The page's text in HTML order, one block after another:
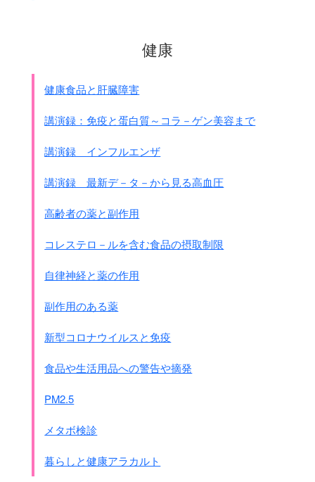
大体ペルシャアヘン4000函、蒙古アヘン1000万程であっ
健康
健康食品と肝臓障害
講演録：免疫と蛋白質～コラ－ゲン美容まで
講演録 インフルエンザ
講演録 最新デ－タ－から見る高血圧
高齢者の薬と副作用
コレステロ－ルを含む食品の摂取制限
自律神経と薬の作用
副作用のある薬
新型コロナウイルスと免疫
食品や生活用品への警告や摘発
PM2.5
メタボ検診
暮らしと健康アラカルト